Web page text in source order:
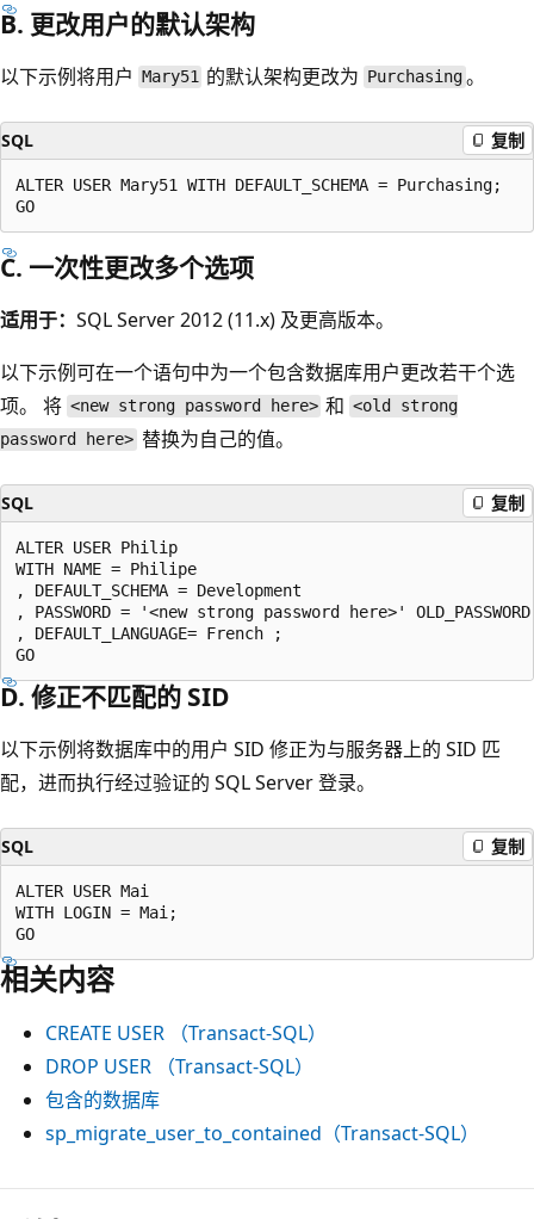
B. 更改用户的默认架构
以下示例将用户 Mary51 的默认架构更改为 Purchasing。
SQL 复制
ALTER USER Mary51 WITH DEFAULT_SCHEMA = Purchasing;
C. 一次性更改多个选项
适用于： SQL Server 2012 (11.x) 及更高版本。
以下示例可在一个语句中为一个包含数据库用户更改若干个选
项。 将 <new strong password here> 和 <old strong
password here> 替换为自己的值。
SQL 复制
ALTER USER Philip
WITH NAME = Philipe
, DEFAULT_SCHEMA = Development
, PASSWORD = '<new strong password here>'
, DEFAULT_LANGUAGE= French ;
D. 修正不匹配的 SID
以下示例将数据库中的用户 SID 修正为与服务器上的 SID 匹
配，进而执行经过验证的 SQL Server 登录。
SQL 复制
ALTER USER Mai
WITH LOGIN = Mai;
相关内容
CREATE USER （Transact-SQL）
DROP USER （Transact-SQL）
包含的数据库
sp_migrate_user_to_contained（Transact-SQL）